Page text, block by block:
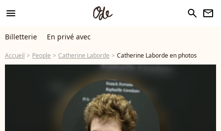
menu search newsletter
Billetterie En privé avec
Accueil People Catherine Laborde Catherine Laborde en photos